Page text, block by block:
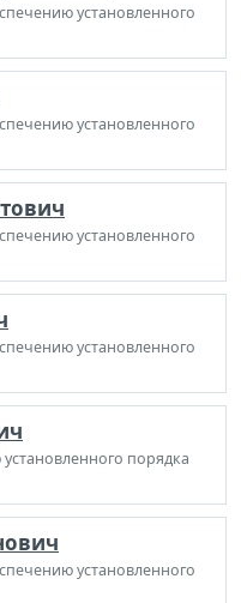
установленного
установленного
установленного
установленного
порядка
установленного